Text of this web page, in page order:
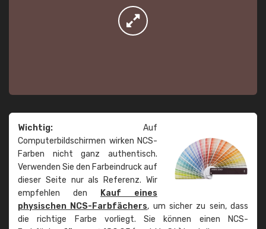
Wichtig: Auf
Computerbildschirmen wirken NCS-
Farben nicht ganz authentisch.
Verwenden Sie den Farbeindruck auf
dieser Seite nur als Referenz. Wir
empfehlen den
Kauf eines
physischen NCS-Farbfächers, um sicher zu sein, dass
die richtige Farbe vorliegt. Sie können einen NCS-